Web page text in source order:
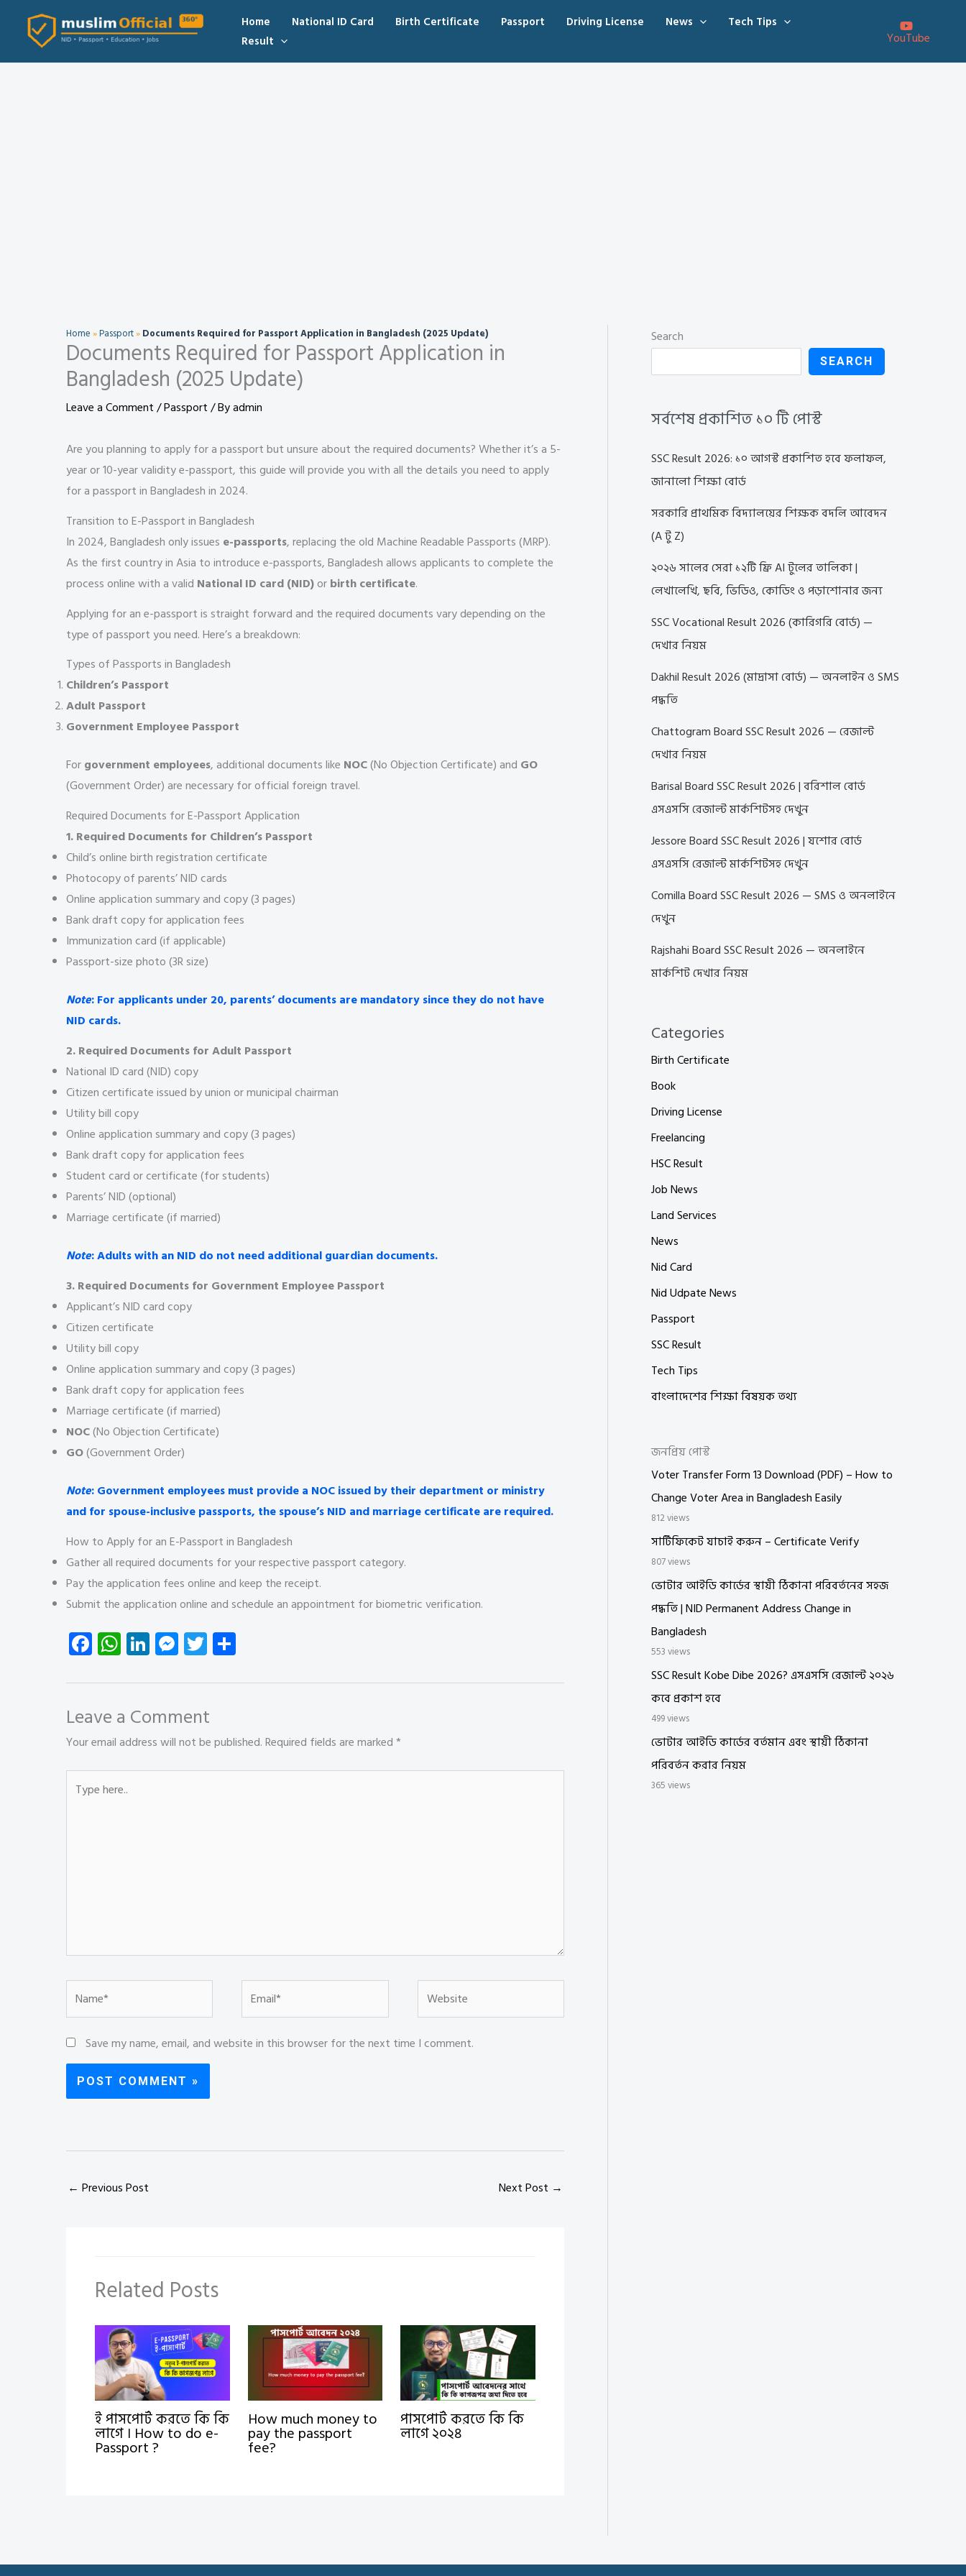
content
Home National ID Card Birth Certificate Passport Driving License News
Tech Tips
Result
YouTube
Home»Passport»Documents Required for Passport Application in Bangladesh (2025 Update)
Documents Required for Passport Application in
Bangladesh (2025 Update)
Leave a Comment/Passport/ Byadmin
Are you planning to apply for a passport but unsure about the required documents? Whether it’s a 5-
year or 10-year validity e-passport, this guide will provide you with all the details you need to apply
for a passport in Bangladesh in 2024.
Transition to E-Passport in Bangladesh
In 2024, Bangladesh only issues e-passports, replacing the old Machine Readable Passports (MRP).
As the first country in Asia to introduce e-passports, Bangladesh allows applicants to complete the
process online with a valid National ID card (NID)orbirth certificate.
Applying for an e-passport is straight forward and the required documents vary depending on the
type of passport you need. Here’s a breakdown:
Types of Passports in Bangladesh
Children’s Passport
Adult Passport
Government Employee Passport
Forgovernment employees, additional documents like NOC(No Objection Certificate) and GO
(Government Order) are necessary for official foreign travel.
Required Documents for E-Passport Application
1. Required Documents for Children’s Passport
Child’s online birth registration certificate
Photocopy of parents’ NID cards
Online application summary and copy (3 pages)
Bank draft copy for application fees
Immunization card (if applicable)
Passport-size photo (3R size)
Note: For applicants under 20, parents’ documents are mandatory since they do not have
NID cards.
2. Required Documents for Adult Passport
National ID card (NID) copy
Citizen certificate issued by union or municipal chairman
Utility bill copy
Online application summary and copy (3 pages)
Bank draft copy for application fees
Student card or certificate (for students)
Parents’ NID (optional)
Marriage certificate (if married)
Note: Adults with an NID do not need additional guardian documents.
3. Required Documents for Government Employee Passport
Applicant’s NID card copy
Citizen certificate
Utility bill copy
Online application summary and copy (3 pages)
Bank draft copy for application fees
Marriage certificate (if married)
NOC(No Objection Certificate)
GO(Government Order)
Note: Government employees must provide a NOC issued by their department or ministry
and for spouse-inclusive passports, the spouse’s NID and marriage certificate are required.
How to Apply for an E-Passport in Bangladesh
Gather all required documents for your respective passport category.
Pay the application fees online and keep the receipt.
Submit the application online and schedule an appointment for biometric verification.
Fa
ce
b
o
ok
W
ha
ts
A
p
p
Li
nk
e
dI
n
M
es
se
n
g
er
T
wi
tt
er
re
Leave a Comment
Your email address will not be published.Required fields are marked*
here..
Save my name, email, and website in this browser for the next time I comment.
← Previous Post Next Post →
Related Posts
ই পাসপোর্ট করতে কি কি
লাগে । How to do e-
Passport ?
How much money to
pay the passport
fee?
পাসপোর্ট করতে কি কি
লাগে ২০২৪
Search
SEARCH
সর্বশেষ প্রকাশিত ১০ টি পোস্ট
SSC Result 2026: ১০ আগস্ট প্রকাশিত হবে ফলাফল,
জানালো শিক্ষা বোর্ড
সরকারি প্রাথমিক বিদ্যালয়ের শিক্ষক বদলি আবেদন
(A টু Z)
২০২৬ সালের সেরা ১২টি ফ্রি AI টুলের তালিকা |
লেখালেখি, ছবি, ভিডিও, কোডিং ও পড়াশোনার জন্য
SSC Vocational Result 2026 (কারিগরি বোর্ড) —
দেখার নিয়ম
Dakhil Result 2026 (মাদ্রাসা বোর্ড) — অনলাইন ও SMS
পদ্ধতি
Chattogram Board SSC Result 2026 — রেজাল্ট
দেখার নিয়ম
Barisal Board SSC Result 2026 | বরিশাল বোর্ড
এসএসসি রেজাল্ট মার্কশিটসহ দেখুন
Jessore Board SSC Result 2026 | যশোর বোর্ড
এসএসসি রেজাল্ট মার্কশিটসহ দেখুন
Comilla Board SSC Result 2026 — SMS ও অনলাইনে
দেখুন
Rajshahi Board SSC Result 2026 — অনলাইনে
মার্কশিট দেখার নিয়ম
Categories
Birth Certificate
Book
Driving License
Freelancing
HSC Result
Job News
Land Services
News
Nid Card
Nid Udpate News
Passport
SSC Result
Tech Tips
বাংলাদেশের শিক্ষা বিষয়ক তথ্য
জনপ্রিয় পোস্ট
Voter Transfer Form 13 Download (PDF) – How to
Change Voter Area in Bangladesh Easily
812 views
সার্টিফিকেট যাচাই করুন – Certificate Verify
807 views
ভোটার আইডি কার্ডের স্থায়ী ঠিকানা পরিবর্তনের সহজ
পদ্ধতি | NID Permanent Address Change in
Bangladesh
553 views
SSC Result Kobe Dibe 2026? এসএসসি রেজাল্ট ২০২৬
কবে প্রকাশ হবে
499 views
ভোটার আইডি কার্ডের বর্তমান এবং স্থায়ী ঠিকানা
পরিবর্তন করার নিয়ম
365 views